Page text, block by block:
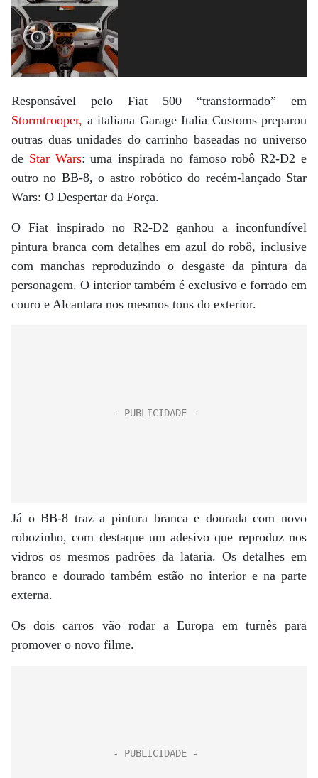
Responsável pelo Fiat 500 “transformado” em
Stormtrooper, a italiana Garage Italia Customs preparou
outras duas unidades do carrinho baseadas no universo
de Star Wars: uma inspirada no famoso robô R2-D2 e
outro no BB-8, o astro robótico do recém-lançado Star
Wars: O Despertar da Força.
O Fiat inspirado no R2-D2 ganhou a inconfundível
pintura branca com detalhes em azul do robô, inclusive
com manchas reproduzindo o desgaste da pintura da
personagem. O interior também é exclusivo e forrado em
couro e Alcantara nos mesmos tons do exterior.
Já o BB-8 traz a pintura branca e dourada com novo
robozinho, com destaque um adesivo que reproduz nos
vidros os mesmos padrões da lataria. Os detalhes em
branco e dourado também estão no interior e na parte
externa.
Os dois carros vão rodar a Europa em turnês para
promover o novo filme.